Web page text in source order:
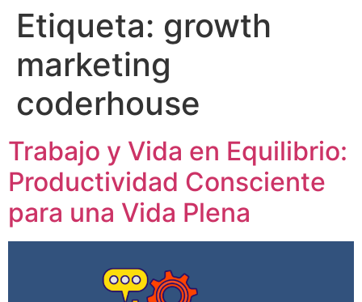
Etiqueta: growth
marketing
coderhouse
Trabajo y Vida en Equilibrio:
Productividad Consciente
para una Vida Plena